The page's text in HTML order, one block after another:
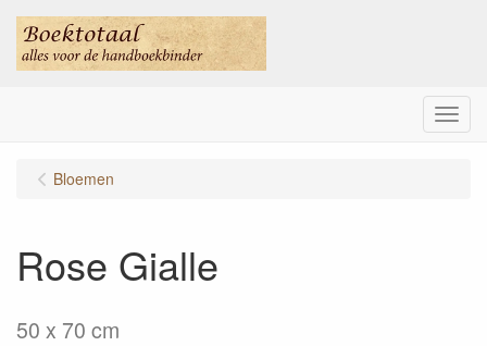
Menu
Bloemen
Rose Gialle
50 x 70 cm